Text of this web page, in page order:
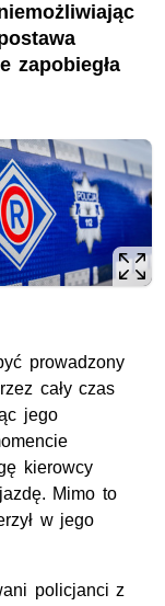
zapobiegła
prowadzony
cały czas
jego
kierowcy
Mimo to
w jego
policjanci z